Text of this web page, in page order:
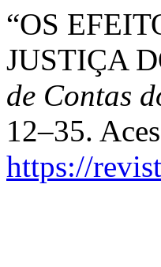
“OS
JUSTIÇA
de Contas
12–35.
https://